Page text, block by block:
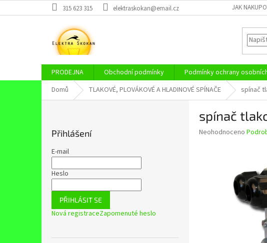
na
315 623 315 elektraskokan@email.cz JAK
PRODEJNA Obchodní podmínky Podmínky ochrany
Domů
TLAKOVÉ, PLOVÁKOVÉ A HLADINOVÉ SPÍNAČE spínač
Přihlášení
E-mail
Heslo
PŘIHLÁSIT SE
Nová registraceZapomenuté heslo
spínač
Průměrné
Neohodnoceno